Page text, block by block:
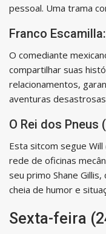
pessoal. Uma trama
Franco
O comediante
compartilhar suas
relacionamentos,
aventuras
O Rei dos Pneus
Esta sitcom segue
rede de oficinas
seu primo Shane
cheia de humor e
Sexta-feira